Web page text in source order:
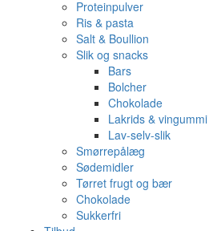
Proteinpulver
Ris & pasta
Salt & Boullion
Slik og snacks
Bars
Bolcher
Chokolade
Lakrids & vingummi
Lav-selv-slik
Smørrepålæg
Sødemidler
Tørret frugt og bær
Chokolade
Sukkerfri